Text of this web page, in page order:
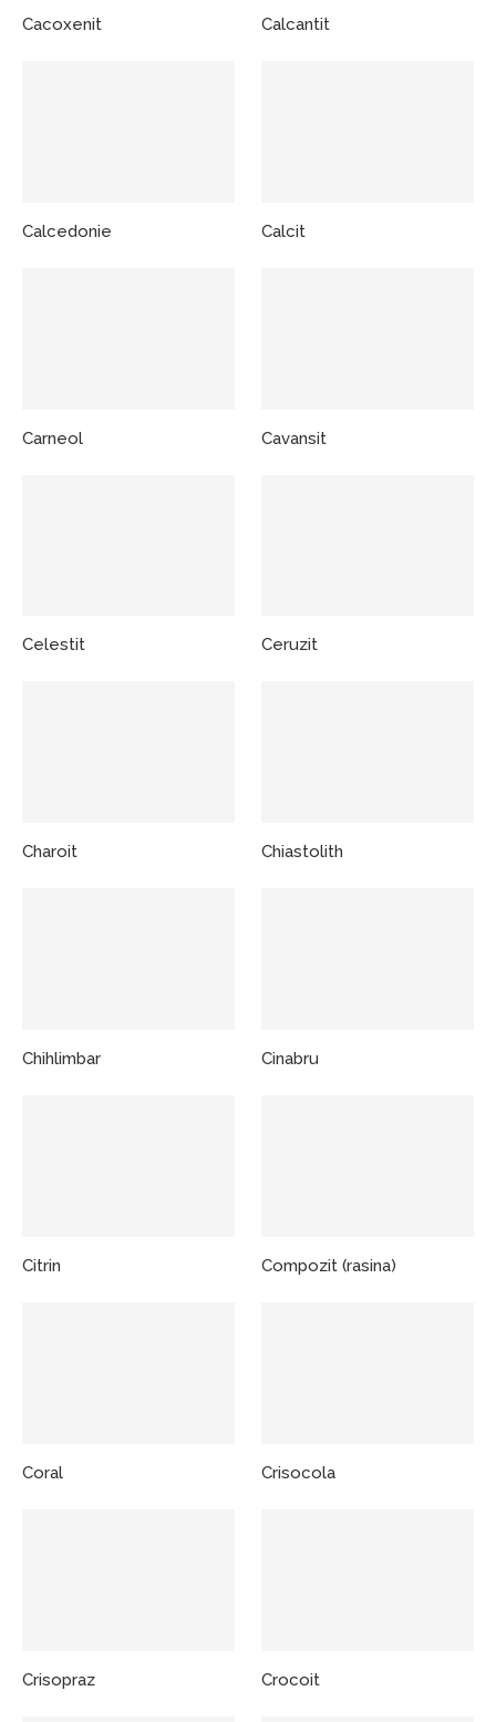
Cacoxenit Calcantit
Calcedonie Calcit
Carneol Cavansit
Celestit Ceruzit
Charoit Chiastolith
Chihlimbar Cinabru
Citrin Compozit (rasina)
Coral Crisocola
Crisopraz Crocoit